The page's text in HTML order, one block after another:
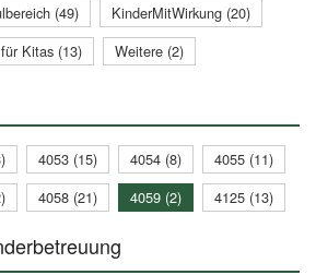
(49)
KinderMitWirkung (20)
Kitas (13)
Weitere (2)
4053 (15) 4054 (8)
4055 (11)
4058 (21) 4059 (2) 4125 (13)